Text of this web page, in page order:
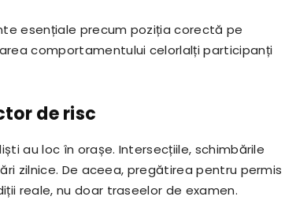
esențiale precum poziția corectă pe
comportamentului celorlalți participanți
de risc
au loc în orașe. Intersecțiile, schimbările
zilnice. De aceea, pregătirea pentru permis
reale, nu doar traseelor de examen.